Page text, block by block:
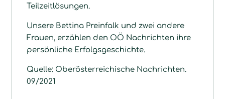
Teilzeitlösungen.
Unsere Bettina Preinfalk und zwei andere
Frauen, erzählen den OÖ Nachrichten ihre
persönliche Erfolgsgeschichte.
Quelle: Oberösterreichische Nachrichten.
09/2021